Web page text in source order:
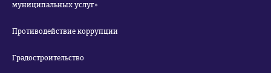
муниципальных услуг»
Противодействие коррупции
Градостроительство